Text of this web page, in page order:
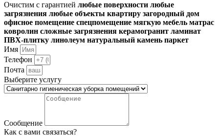
Очистим с гарантией любые поверхности любые
загрязнения любые объекты квартиру загородный дом
офисное помещение спецпомещение мягкую мебель матрас
ковролин сложные загрязнения керамогранит ламинат
ПВХ-плитку линолеум натуральный камень паркет
Имя
Телефон
Почта
Выберите услугу
Сообщение
Как с вами связаться?